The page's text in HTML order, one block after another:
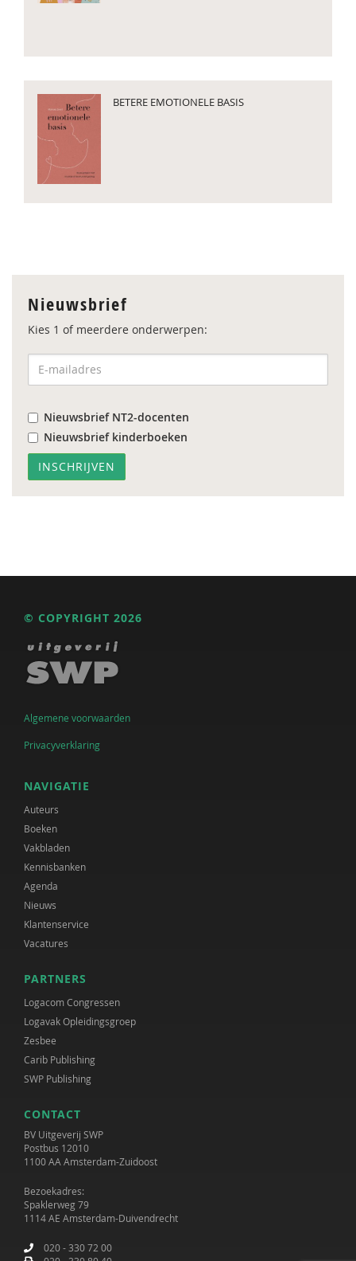
BETERE EMOTIONELE BASIS
Nieuwsbrief
Kies 1 of meerdere onderwerpen:
Nieuwsbrief NT2-docenten
Nieuwsbrief kinderboeken
© COPYRIGHT 2026
Algemene voorwaarden
Privacyverklaring
NAVIGATIE
Auteurs
Boeken
Vakbladen
Kennisbanken
Agenda
Nieuws
Klantenservice
Vacatures
PARTNERS
Logacom Congressen
Logavak Opleidingsgroep
Zesbee
Carib Publishing
SWP Publishing
CONTACT
BV Uitgeverij SWP
Postbus 12010
1100 AA Amsterdam-Zuidoost
Bezoekadres:
Spaklerweg 79
1114 AE Amsterdam-Duivendrecht
020 - 330 72 00